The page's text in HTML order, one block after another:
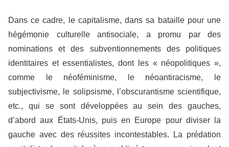
Dans ce cadre, le capitalisme, dans sa bataille pour une
hégémonie culturelle antisociale, a promu par des
nominations et des subventionnements des politiques
identitaires et essentialistes, dont les « néopolitiques »,
comme le néoféminisme, le néoantiracisme, le
subjectivisme, le solipsisme, l’obscurantisme scientifique,
etc., qui se sont développées au sein des gauches,
d’abord aux États-Unis, puis en Europe pour diviser la
gauche avec des réussites incontestables. La prédation